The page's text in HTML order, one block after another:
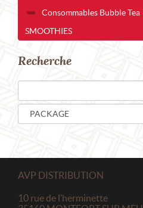
Consommables Bubble Tea
SMOOTHIES
Recherche
AVP DISTRIBUTION
10 rue de l’herminette